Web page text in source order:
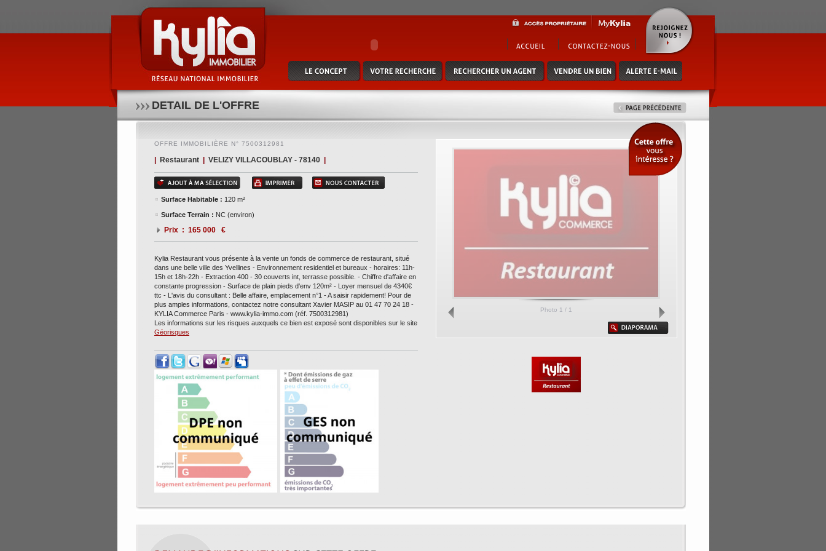
Kylia restaurant vous présente à la vente un fonds de commerce de restaurant, situé dans une belle ville des yvellines - environnement residentiel et bureaux - horaires:
11h-15h et 18h-22h - extraction 400 - 30 couverts int, terrasse possible. - chiffre d'affaire en constante progression - surface de plain pieds d'env 120m² - loyer mensuel de
4340€ ttc - l'avis du consultant : belle affaire, emplacement n°1 - a saisir rapidement! pour de plus amples informations, contactez notre consultant xavier masip au 01 47
70 24 18 - kylia commerce paris - www.kylia-immo.com (réf. 7500312981)
DETAIL DE L'OFFRE
OFFRE IMMOBILIÈRE N° 7500312981
Restaurant VELIZY VILLACOUBLAY - 78140
Surface Habitable : 120 m²
Surface Terrain : NC (environ)
Prix : 165 000 €
Kylia Restaurant vous présente à la vente un fonds de commerce de restaurant, situé
dans une belle ville des Yvellines - Environnement residentiel et bureaux - horaires: 11h-
15h et 18h-22h - Extraction 400 - 30 couverts int, terrasse possible. - Chiffre d'affaire en
constante progression - Surface de plain pieds d'env 120m² - Loyer mensuel de 4340€
ttc - L'avis du consultant : Belle affaire, emplacement n°1 - A saisir rapidement! Pour de
plus amples informations, contactez notre consultant Xavier MASIP au 01 47 70 24 18 -
KYLIA Commerce Paris - www.kylia-immo.com (réf. 7500312981)
Les informations sur les risques auxquels ce bien est exposé sont disponibles sur le site
Géorisques
Photo 1 / 1